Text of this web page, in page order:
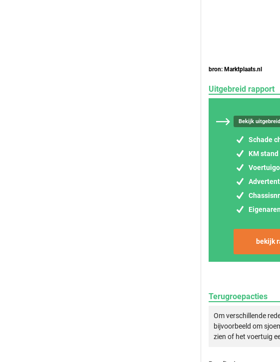
bron: Marktplaats.nl
Uitgebreid rapport
Bekijk uitgebreid
Schade
KM stand
bekijk
Terugroepacties
Om verschillende
bijvoorbeeld om
zien of het voertuig